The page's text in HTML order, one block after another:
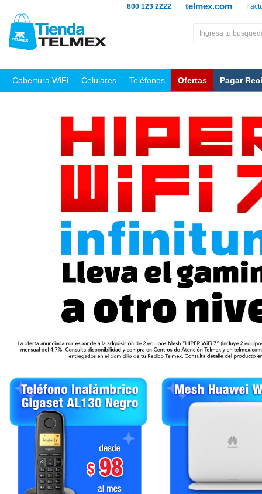
telmex.com
800 123 2222
Cobertura WiFi Celulares Teléfonos Ofertas Pagar